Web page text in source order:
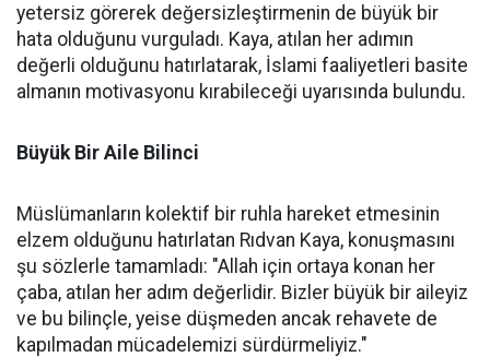
yetersiz görerek değersizleştirmenin de büyük bir
hata olduğunu vurguladı. Kaya, atılan her adımın
değerli olduğunu hatırlatarak, İslami faaliyetleri basite
almanın motivasyonu kırabileceği uyarısında bulundu.
Büyük Bir Aile Bilinci
Müslümanların kolektif bir ruhla hareket etmesinin
elzem olduğunu hatırlatan Rıdvan Kaya, konuşmasını
şu sözlerle tamamladı: "Allah için ortaya konan her
çaba, atılan her adım değerlidir. Bizler büyük bir aileyiz
ve bu bilinçle, yeise düşmeden ancak rehavete de
kapılmadan mücadelemizi sürdürmeliyiz."